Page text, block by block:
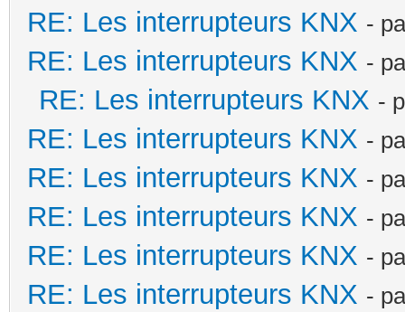
RE: Les interrupteurs KNX -
RE: Les interrupteurs KNX -
RE: Les interrupteurs KNX -
RE: Les interrupteurs KNX -
RE: Les interrupteurs KNX -
RE: Les interrupteurs KNX -
RE: Les interrupteurs KNX -
RE: Les interrupteurs KNX -